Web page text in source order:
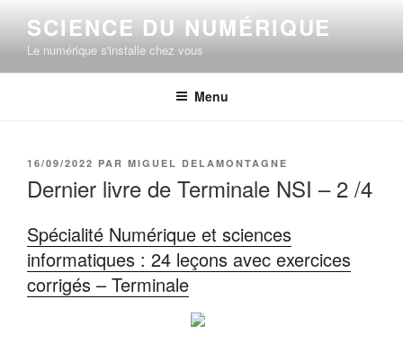
contenu
principal
SCIENCE DU NUMÉRIQUE
Le numérique s'installe chez vous
Menu
PUBLIÉ
16/09/2022 PAR MIGUEL DELAMONTAGNE
Dernier livre de Terminale NSI – 2 /4
Spécialité Numérique et sciences
informatiques : 24 leçons avec exercices
corrigés – Terminale